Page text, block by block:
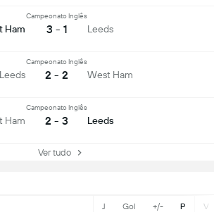
J Gol +/- P V
Ham
Campeonato Inglês
3 - 1 Leeds
Leeds
Campeonato Inglês
2 - 2 West Ham
Ham
Campeonato Inglês
2 - 3 Leeds
Ver tudo